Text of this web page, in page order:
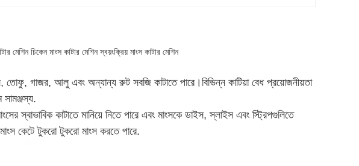
মেশিন চিকেন মাংস কাটার মেশিন স্বয়ংক্রিয় মাংস কাটার মেশিন
তোফু, গাজর, আলু এবং অন্যান্য রুট সবজি কাটাতে পারে।বিভিন্ন কাটিয়া বেধ প্রয়োজনীয়তা
সামঞ্জস্য.
স্বাভাবিক কাটাতে মানিয়ে নিতে পারে এবং মাংসকে ডাইস, স্লাইস এবং স্ট্রিপগুলিতে
কেটে টুকরো টুকরো মাংস করতে পারে.